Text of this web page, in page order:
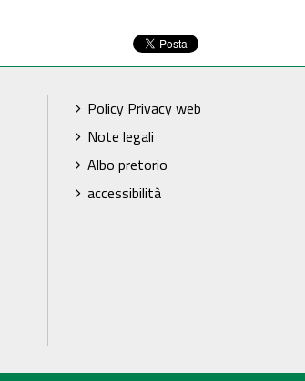
Policy Privacy web
Note legali
Albo pretorio
accessibilità